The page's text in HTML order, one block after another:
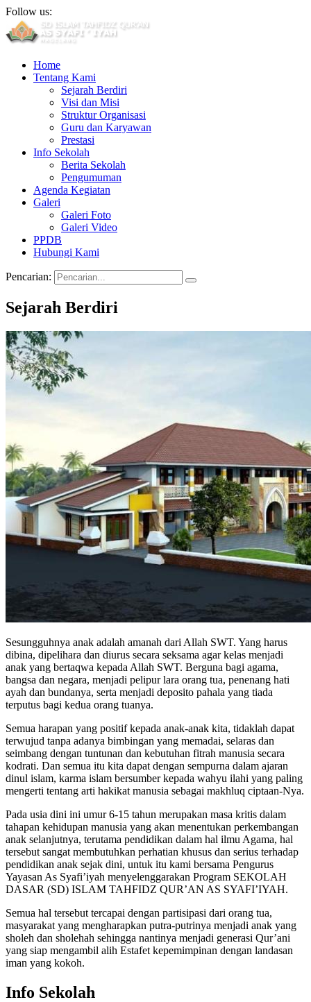
Follow us:
Home
Tentang Kami
Sejarah Berdiri
Visi dan Misi
Struktur Organisasi
Guru dan Karyawan
Prestasi
Info Sekolah
Berita Sekolah
Pengumuman
Agenda Kegiatan
Galeri
Galeri Foto
Galeri Video
PPDB
Hubungi Kami
Pencarian:
Sejarah Berdiri
Sesungguhnya anak adalah amanah dari Allah SWT. Yang harus
dibina, dipelihara dan diurus secara seksama agar kelas menjadi
anak yang bertaqwa kepada Allah SWT. Berguna bagi agama,
bangsa dan negara, menjadi pelipur lara orang tua, penenang hati
ayah dan bundanya, serta menjadi deposito pahala yang tiada
terputus bagi kedua orang tuanya.
Semua harapan yang positif kepada anak-anak kita, tidaklah dapat
terwujud tanpa adanya bimbingan yang memadai, selaras dan
seimbang dengan tuntunan dan kebutuhan fitrah manusia secara
kodrati. Dan semua itu kita dapat dengan sempurna dalam ajaran
dinul islam, karma islam bersumber kepada wahyu ilahi yang paling
mengerti tentang arti hakikat manusia sebagai makhluq ciptaan-Nya.
Pada usia dini ini umur 6-15 tahun merupakan masa kritis dalam
tahapan kehidupan manusia yang akan menentukan perkembangan
anak selanjutnya, terutama pendidikan dalam hal ilmu Agama, hal
tersebut sangat membutuhkan perhatian khusus dan serius terhadap
pendidikan anak sejak dini, untuk itu kami bersama Pengurus
Yayasan As Syafi’iyah menyelenggarakan Program SEKOLAH
DASAR (SD) ISLAM TAHFIDZ QUR’AN AS SYAFI’IYAH.
Semua hal tersebut tercapai dengan partisipasi dari orang tua,
masyarakat yang mengharapkan putra-putrinya menjadi anak yang
sholeh dan sholehah sehingga nantinya menjadi generasi Qur’ani
yang siap mengambil alih Estafet kepemimpinan dengan landasan
iman yang kokoh.
Info Sekolah